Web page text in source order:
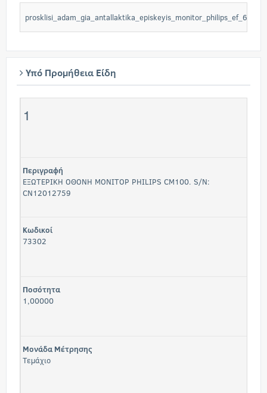
Υπό Προμήθεια Είδη
1
Περιγραφή
ΕΞΩΤΕΡΙΚΗ ΟΘΟΝΗ ΜΟΝΙΤΟΡ PHILIPS CM100. S/N:
CN12012759
Κωδικοί
73302
Ποσότητα
1,00000
Μονάδα Μέτρησης
Τεμάχιο